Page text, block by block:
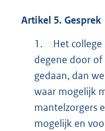
Artikel 5. Gesprek
1.
Het
degene door
gedaan, dan
waar mogelijk
mantelzorgers
mogelijk en